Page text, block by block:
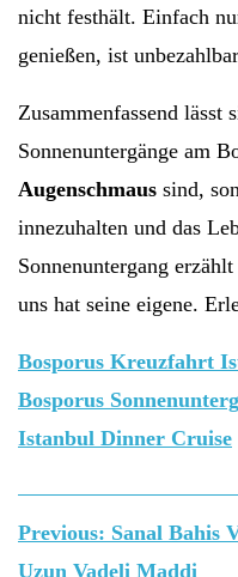
nicht festhält. Einfach
genießen, ist
Zusammenfassend lässt
Sonnenuntergänge am
Augenschmaus sind,
innezuhalten und das
Sonnenuntergang
uns hat seine eigene.
Bosporus Kreuzfahrt
Bosporus
Istanbul Dinner Cruise
Yazı
gezinmesi
Previous: Sanal Bahis
Uzun Vadeli Maddi